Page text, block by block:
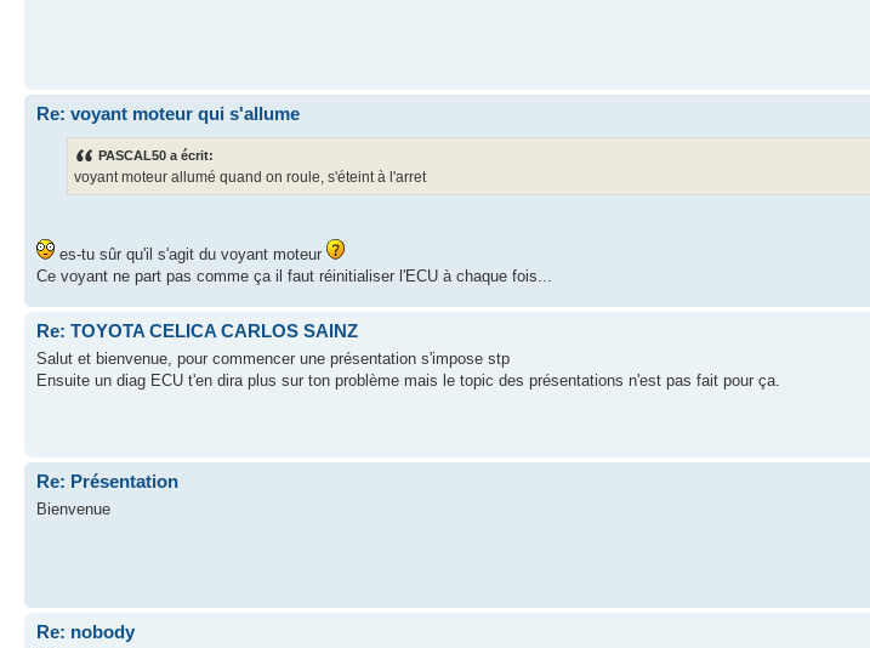
Re: voyant moteur qui s'allume
PASCAL50 a écrit:
voyant moteur allumé quand on roule, s'éteint à l'arret
es-tu sûr qu'il s'agit du voyant moteur
Ce voyant ne part pas comme ça il faut réinitialiser l'ECU à chaque fois...
Re: TOYOTA CELICA CARLOS SAINZ
Salut et bienvenue, pour commencer une présentation s'impose stp
Ensuite un diag ECU t'en dira plus sur ton problème mais le topic des présentations n'est pas fait pour ça.
Re: Présentation
Bienvenue
Re: nobody